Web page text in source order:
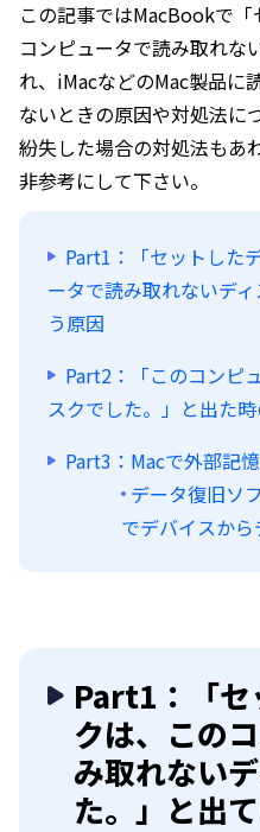
この記事ではMacBookで
コンピュータで読み取れな
れ、iMacなどのMac製品に
ないときの原因や対処法に
紛失した場合の対処法もあ
非参考にして下さい。
Part1：「セットした
ータで読み取れないデ
う原因
Part2：「このコンピ
スクでした。」と出た
Part3：Macで外部記
データ復旧ソ
でデバイスか
Part1：「セ
クは、この
み取れない
た。」と出